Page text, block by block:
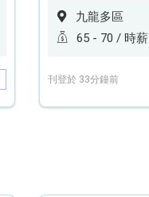
九龍多區
65 - 70 / 時薪
刊登於 33分鐘前